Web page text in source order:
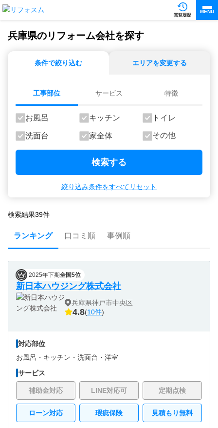
閲覧履歴
MENU
兵庫県のリフォーム会社を探す
条件で絞り込む エリアを変更する
工事部位 サービス 特徴
お風呂 キッチン トイレ
洗面台 家全体 その他
検索する
絞り込み条件をすべてリセット
検索結果39件
ランキング 口コミ順 事例順
2025年下期全国5位
新日本ハウジング株式会社
兵庫県神戸市中央区
4.8(10件)
対応部位
お風呂・ キッチン・ 洗面台・ 洋室
サービス
補助金対応 LINE対応可 定期点検
ローン対応 瑕疵保険 見積もり無料